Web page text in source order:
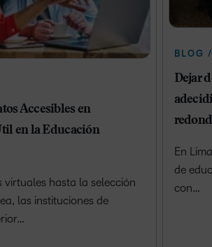
Accesibles en
en la Educación
virtuales hasta la selección
las instituciones de
BLOG
Dejar
En
de
con…